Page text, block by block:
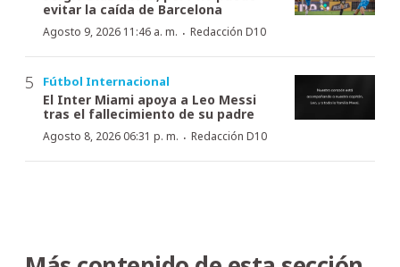
evitar la caída de Barcelona
Agosto 9, 2026 11:46 a. m. · Redacción D10
Fútbol Internacional
El Inter Miami apoya a Leo Messi
tras el fallecimiento de su padre
Agosto 8, 2026 06:31 p. m. · Redacción D10